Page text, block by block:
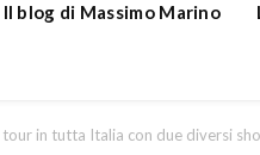
Il blog di Massimo Marino
tour in tutta Italia con due diversi